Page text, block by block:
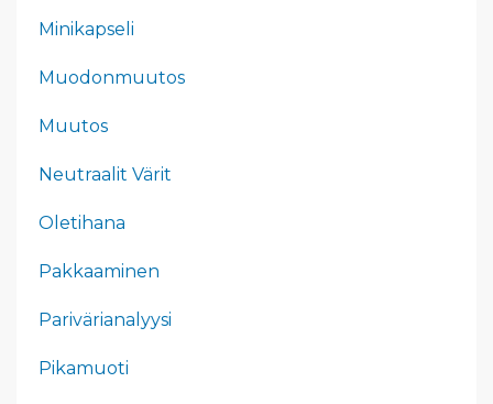
Minikapseli
Muodonmuutos
Muutos
Neutraalit Värit
Oletihana
Pakkaaminen
Parivärianalyysi
Pikamuoti